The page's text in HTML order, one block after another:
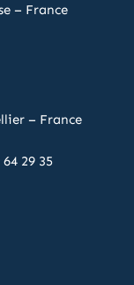
– France
– France
64 29 35